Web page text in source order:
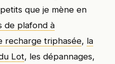
que je mène en
de plafond à
recharge triphasée, la
Lot, les dépannages,